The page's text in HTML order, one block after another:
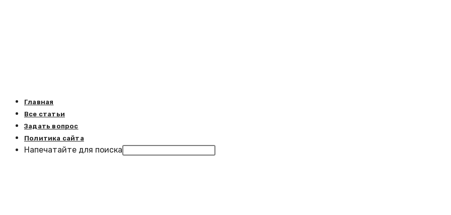
Главная
Все статьи
Задать вопрос
Политика сайта
Напечатайте для поиска